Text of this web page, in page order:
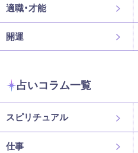
適職・才能
開運
占いコラム一覧
スピリチュアル
仕事